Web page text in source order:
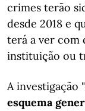
crimes terão
desde 2018 e
terá a ver com
instituição ou
A investigação
esquema